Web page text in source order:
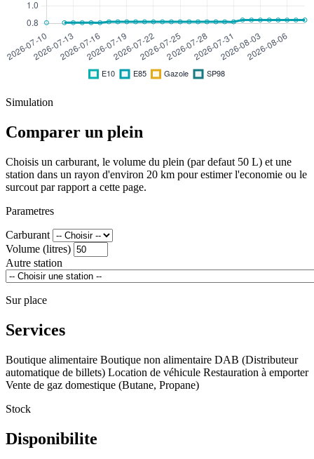
Simulation
Comparer un plein
Choisis un carburant, le volume du plein (par defaut 50 L) et une
station dans un rayon d'environ 20 km pour estimer l'economie ou le
surcout par rapport a cette page.
Parametres
Carburant
Volume (litres)
Autre station
Sur place
Services
Boutique alimentaire Boutique non alimentaire DAB (Distributeur
automatique de billets) Location de véhicule Restauration à emporter
Vente de gaz domestique (Butane, Propane)
Stock
Disponibilite